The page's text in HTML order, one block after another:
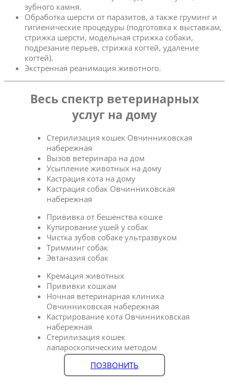
зубного камня.
Обработка шерсти от паразитов, а также груминг и
гигиенические процедуры (подготовка к выставкам,
стрижка шерсти, модельная стрижка собаки,
подрезание перьев, стрижка когтей, удаление
когтей).
Экстренная реанимация животного.
Весь спектр ветеринарных
услуг на дому
Стерилизация кошек Овчинниковская
набережная
Вызов ветеринара на дом
Усыпление животных на дому
Кастрация кота на дому
Кастрация собак Овчинниковская
набережная
Прививка от бешенства кошке
Купирование ушей у собак
Чистка зубов собаке ультразвуком
Тримминг собак
Эвтаназия собак
Кремация животных
Прививки кошкам
Ночная ветеринарная клиника
Овчинниковская набережная
Кастрирование кота Овчинниковская
набережная
Стерилизация кошек
лапароскопическим методом
ПОЗВОНИТЬ